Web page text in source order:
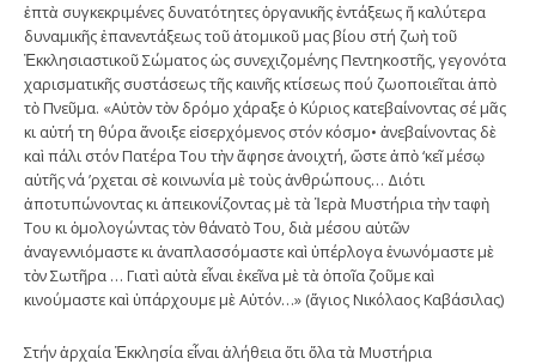
ἑπτὰ συγκεκριμένες δυνατότητες ὀργανικῆς ἐντάξεως ἤ καλύτερα
δυναμικῆς ἐπανεντάξεως τοῦ ἀτομικοῦ μας βίου στή ζωὴ τοῦ
Ἐκκλησιαστικοῦ Σώματος ὡς συνεχιζομένης Πεντηκοστῆς, γεγονότα
χαρισματικῆς συστάσεως τῆς καινῆς κτίσεως πού ζωοποιεῖται ἀπὸ
τὸ Πνεῦμα. «Αὐτὸν τὸν δρόμο χάραξε ὁ Κύριος κατεβαίνοντας σέ μᾶς
κι αὐτή τη θύρα ἄνοιξε εἰσερχόμενος στόν κόσμο• ἀνεβαίνοντας δὲ
καὶ πάλι στόν Πατέρα Του τὴν ἄφησε ἀνοιχτή, ὥστε ἀπὸ ‘κεῖ μέσῳ
αὐτῆς νά ’ρχεται σὲ κοινωνία μὲ τοὺς ἀνθρώπους… Διότι
ἀποτυπώνοντας κι ἀπεικονίζοντας μὲ τὰ Ἱερὰ Μυστήρια τὴν ταφὴ
Του κι ὁμολογώντας τὸν θάνατὸ Του, διὰ μέσου αὐτῶν
ἀναγεννιόμαστε κι ἀναπλασσόμαστε καὶ ὑπέρλογα ἑνωνόμαστε μὲ
τὸν Σωτῆρα … Γιατὶ αὐτὰ εἶναι ἐκεῖνα μὲ τὰ ὁποῖα ζοῦμε καὶ
κινούμαστε καὶ ὑπάρχουμε μὲ Αὐτόν…» (ἅγιος Νικόλαος Καβάσιλας)
Στήν ἀρχαία Ἐκκλησία εἶναι ἀλήθεια ὅτι ὅλα τὰ Μυστήρια